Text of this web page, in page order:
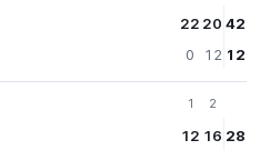
22
0
20
12
42
12
1
12
2
16 28